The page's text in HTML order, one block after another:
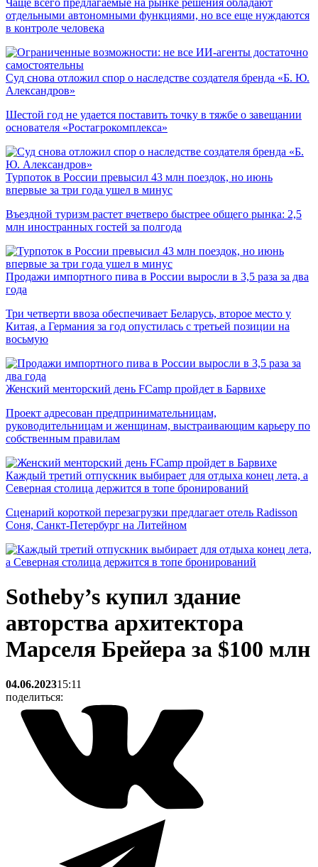
Чаще всего предлагаемые на рынке решения обладают
отдельными автономными функциями, но все еще нуждаются
в контроле человека
Суд снова отложил спор о наследстве создателя бренда «Б. Ю.
Александров»
Шестой год не удается поставить точку в тяжбе о завещании
основателя «Ростагрокомплекса»
Турпоток в России превысил 43 млн поездок, но июнь
впервые за три года ушел в минус
Въездной туризм растет вчетверо быстрее общего рынка: 2,5
млн иностранных гостей за полгода
Продажи импортного пива в России выросли в 3,5 раза за два
года
Три четверти ввоза обеспечивает Беларусь, второе место у
Китая, а Германия за год опустилась с третьей позиции на
восьмую
Женский менторский день FCamp пройдет в Барвихе
Проект адресован предпринимательницам,
руководительницам и женщинам, выстраивающим карьеру по
собственным правилам
Каждый третий отпускник выбирает для отдыха конец лета, а
Северная столица держится в топе бронирований
Сценарий короткой перезагрузки предлагает отель Radisson
Соня, Санкт-Петербург на Литейном
Sotheby’s купил здание
авторства архитектора
Марселя Брейера за $100 млн
04.06.202315:11
поделиться: